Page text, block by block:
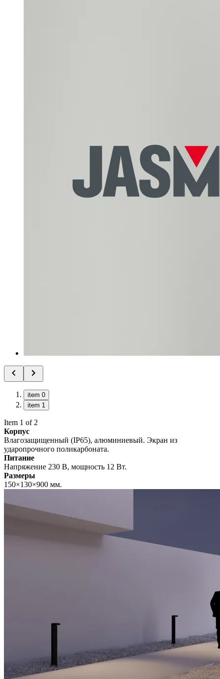
item 0
item 1
Item 1 of 2
Корпус
Влагозащищенный (IP65), алюминиевый. Экран из
ударопрочного поликарбоната.
Питание
Напряжение 230 В, мощность 12 Вт.
Размеры
150×130×900 мм.